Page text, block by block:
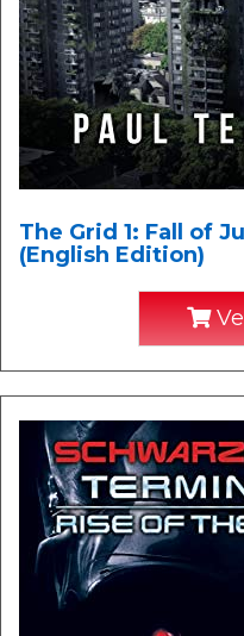
The Grid 1: Fall of
(English Edition)